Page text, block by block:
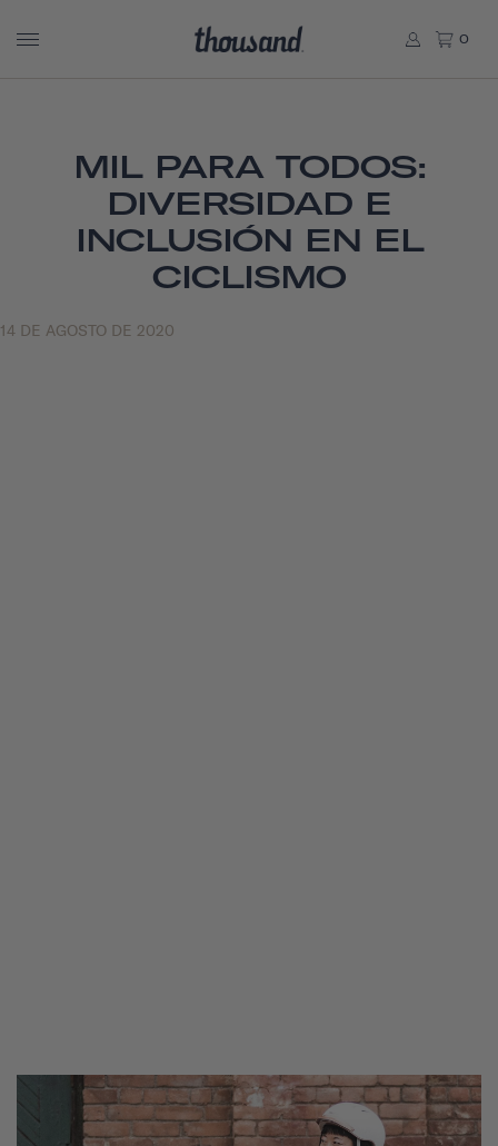
0
MIL PARA TODOS:
DIVERSIDAD E
INCLUSIÓN EN EL
CICLISMO
14 DE AGOSTO DE 2020